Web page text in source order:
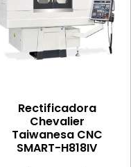
Rectificadora
Chevalier
Taiwanesa CNC
SMART-H818IV